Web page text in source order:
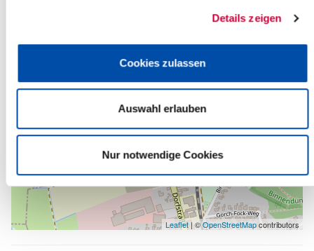
Details zeigen
Cookies zulassen
Auswahl erlauben
Nur notwendige Cookies
Leaflet | ©OpenStreetMapcontributors